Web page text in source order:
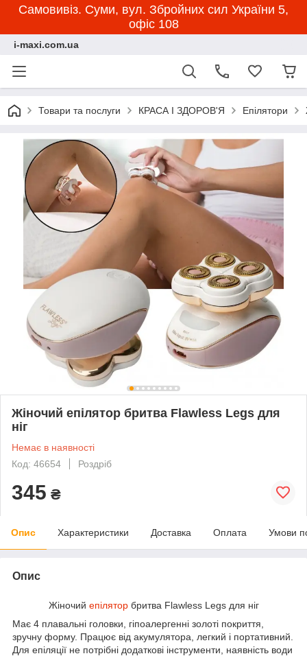
Самовивіз. Суми, вул. Збройних сил України 5,
офіс 108
i-maxi.com.ua
Товари та послуги КРАСА І ЗДОРОВ'Я Епілятори
Жіночий епілятор бритва Flawless Legs для
ніг
Немає в наявності
Код: 46654
Роздріб
345 ₴
Опис Характеристики Доставка Оплата Умови
Опис
Жіночий епіляторбритва Flawless Legs для ніг
Має 4 плавальні головки, гіпоалергенні золоті покриття,
зручну форму. Працює від акумулятора, легкий і портативний.
Для епіляції не потрібні додаткові інструменти, наявність води